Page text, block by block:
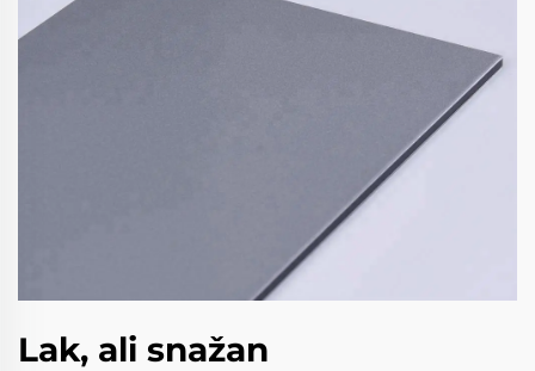
Lak, ali snažan